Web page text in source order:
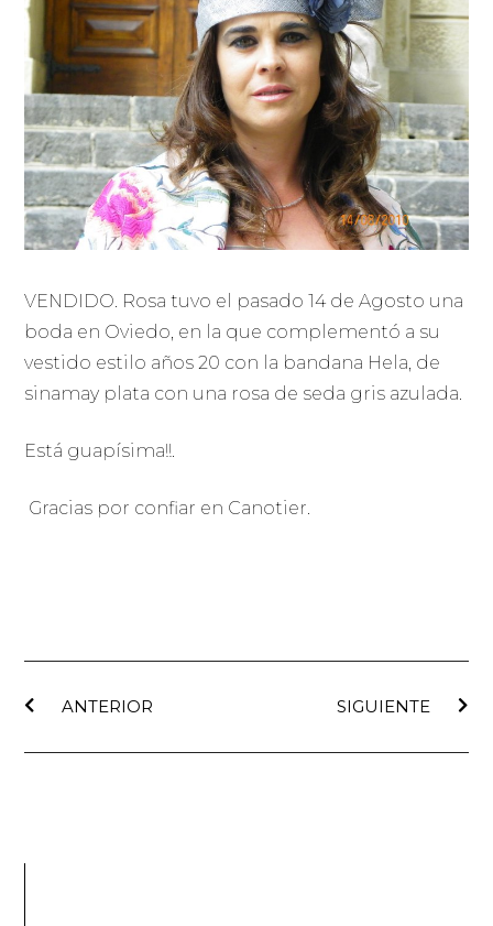
VENDIDO. Rosa tuvo el pasado 14 de Agosto una
boda en Oviedo, en la que complementó a su
vestido estilo años 20 con la bandana Hela, de
sinamay plata con una rosa de seda gris azulada.
Está guapísima!!.
Gracias por confiar en Canotier.
ANTERIOR SIGUIENTE